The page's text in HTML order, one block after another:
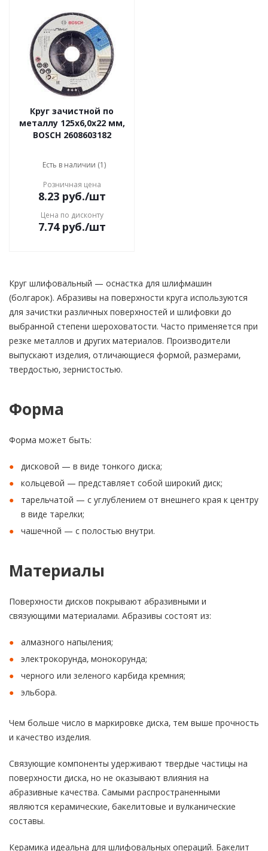
Круг зачистной по
металлу 125х6,0х22 мм,
BOSCH 2608603182
Есть в наличии (1)
Розничная цена
8.23руб./шт
Цена по дисконту
7.74руб./шт
Круг шлифовальный — оснастка для шлифмашин
(болгарок). Абразивы на поверхности круга используются
для зачистки различных поверхностей и шлифовки до
выбранной степени шероховатости. Часто применяется при
резке металлов и других материалов. Производители
выпускают изделия, отличающиеся формой, размерами,
твердостью, зернистостью.
Форма
Форма может быть:
дисковой — в виде тонкого диска;
кольцевой — представляет собой широкий диск;
тарельчатой — с углублением от внешнего края к центру
в виде тарелки;
чашечной — с полостью внутри.
Материалы
Поверхности дисков покрывают абразивными и
связующими материалами. Абразивы состоят из:
алмазного напыления;
электрокорунда, монокорунда;
черного или зеленого карбида кремния;
эльбора.
Чем больше число в маркировке диска, тем выше прочность
и качество изделия.
Связующие компоненты удерживают твердые частицы на
поверхности диска, но не оказывают влияния на
абразивные качества. Самыми распространенными
являются керамические, бакелитовые и вулканические
составы.
Керамика идеальна для шлифовальных операций. Бакелит